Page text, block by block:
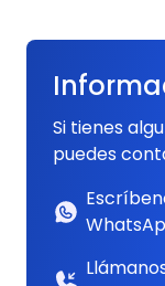
Si tienes
puedes